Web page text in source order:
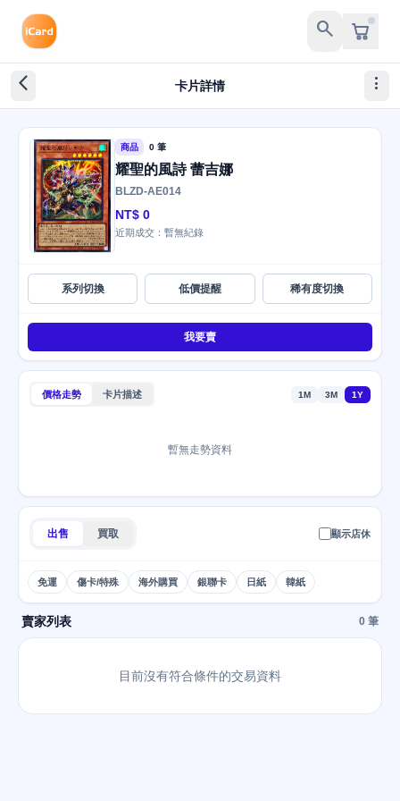
search
arrow_back_ios_new 卡片詳情 more_vert
商品 0 筆
耀聖的風詩 蕾吉娜
BLZD-AE014
NT$ 0
近期成交：暫無紀錄
系列切換 低價提醒 稀有度切換
我要賣
價格走勢 卡片描述 1M 3M 1Y
暫無走勢資料
出售 買取 顯示店休
免運 傷卡/特殊 海外購買 銀聯卡 日紙 韓紙
賣家列表 0 筆
目前沒有符合條件的交易資料